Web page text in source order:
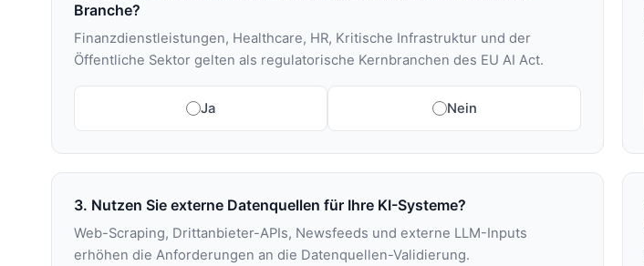
Branche?
Finanzdienstleistungen, Healthcare, HR, Kritische Infrastruktur und der
Öffentliche Sektor gelten als regulatorische Kernbranchen des EU AI Act.
Ja Nein
3. Nutzen Sie externe Datenquellen für Ihre KI-Systeme?
Web-Scraping, Drittanbieter-APIs, Newsfeeds und externe LLM-Inputs
erhöhen die Anforderungen an die Datenquellen-Validierung.